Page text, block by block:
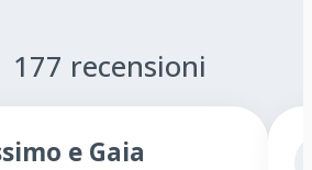
177 recensioni
e Gaia